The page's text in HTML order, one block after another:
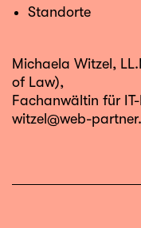
Standorte
Michaela Witzel,
of Law),
Fachanwältin für
witzel@web-